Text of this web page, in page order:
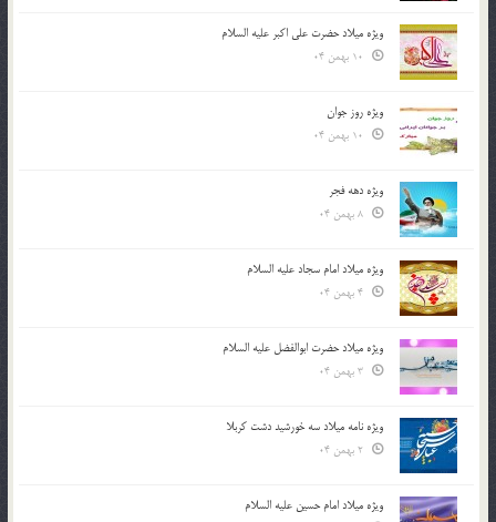
ویژه میلاد حضرت علی اکبر علیه السلام
ویژه روز جوان
ویژه دهه فجر
ویژه میلاد امام سجاد علیه السلام
ویژه میلاد حضرت ابوالفضل علیه السلام
ویژه نامه میلاد سه خورشید دشت کربلا
ویژه میلاد امام حسین علیه السلام